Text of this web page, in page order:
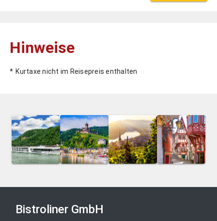
Hinweise
Kurtaxe nicht im Reisepreis enthalten
Bistroliner GmbH